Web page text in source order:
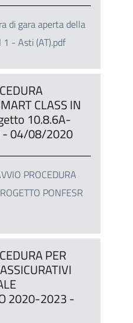
di gara aperta della
1 - Asti (AT).pdf
CLASS IN
10.8.6A-
- 04/08/2020
PROCEDURA
PONFESR
PER
2020-2023 -